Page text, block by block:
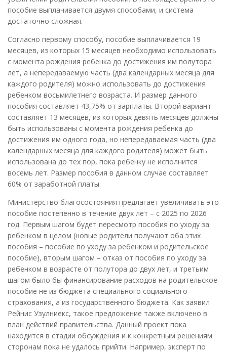
пособие выплачивается двумя способами, и система
достаточно сложная.
Согласно первому способу, пособие выплачивается 19
месяцев, из которых 15 месяцев необходимо использовать
с момента рождения ребенка до достижения им полутора
лет, а непередаваемую часть (два календарных месяца для
каждого родителя) можно использовать до достижения
ребенком восьмилетнего возраста. И размер данного
пособия составляет 43,75% от зарплаты. Второй вариант
составляет 13 месяцев, из которых девять месяцев должны
быть использованы с момента рождения ребенка до
достижения им одного года, но непередаваемая часть (два
календарных месяца для каждого родителя) может быть
использована до тех пор, пока ребенку не исполнится
восемь лет. Размер пособия в данном случае составляет
60% от заработной платы.
Министерство благосостояния предлагает увеличивать это
пособие постепенно в течение двух лет – с 2025 по 2026
год. Первым шагом будет пересмотр пособия по уходу за
ребенком в целом (новые родители получают оба этих
пособия – пособие по уходу за ребенком и родительское
пособие), вторым шагом – отказ от пособия по уходу за
ребенком в возрасте от полутора до двух лет, и третьим
шагом было бы финансирование расходов на родительское
пособие не из бюджета специального социального
страхования, а из государственного бюджета. Как заявил
Рейнис Узулниекс, такое предложение также включено в
план действий правительства. Данный проект пока
находится в стадии обсуждения и к конкретным решениям
сторонам пока не удалось прийти. Например, эксперт по